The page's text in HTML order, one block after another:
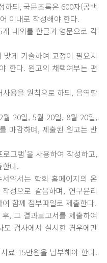
하되, 국문초록은 600자(공백
이내로 작성해야 한다.
내외를 한글과 영문으로 각
게 기술하여 교정이 필요치
한다. 원고의 채택여부는 편
용을 원칙으로 하되, 음역할
20일, 5월 20일, 8월 20일,
마감하며, 제출된 원고는 반
그램’을 사용하여 작성하고,
한다.
약서는 학회 홈페이지의 온
성으로 갈음하며, 연구윤리
함께 첨부파일로 제출한다.
, 그 결과보고서를 제출하여
검사에서 실시한 경우에만
료 15만원을 납부해야 한다.